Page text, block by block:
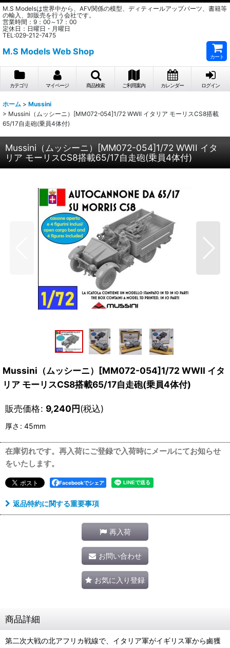
M.S Modelsは世界中から、AFV関係の模型、ディティールアップパーツ、書籍等
の輸入、卸販売を行う会社です。
営業時間：9：00～17：00
定休日：日曜日・月曜日
TEL:029-212-7475
M.S Models Web Shop
カート
カテゴリ マイページ 商品検索 ご利用案内 カレンダー ログイン
ホーム > Mussini
> Mussini（ムッシーニ）[MM072-054]1/72 WWII イタリア モーリスCS8搭載
65/17自走砲(乗員4体付)
Mussini（ムッシーニ）[MM072-054]1/72 WWII イタ
リア モーリスCS8搭載65/17自走砲(乗員4体付)
Mussini（ムッシーニ）[MM072-054]1/72 WWII イタ
リア モーリスCS8搭載65/17自走砲(乗員4体付)
販売価格: 9,240円(税込)
厚さ : 45mm
在庫切れです。再入荷にご登録で入荷時にメールにてお知らせ
をいたします。
Facebookでシェア
返品特約に関する重要事項
再入荷
お問い合わせ
お気に入り登録
商品詳細
第二次大戦の北アフリカ戦線で、イタリア軍がイギリス軍から鹵獲